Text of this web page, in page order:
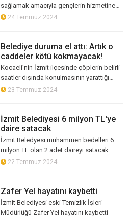
sağlamak amacıyla gençlerin hizmetine
sunduğu Çınar Akademi'de eğitim gören
24 Temmuz 2024
Belediye duruma el attı: Artık o
caddeler kötü kokmayacak!
Kocaeli’nin İzmit ilçesinde çöplerin belirli
saatler dışında konulmasının yarattığı
görüntü kirliliği ve koku sorunlarına
23 Temmuz 2024
İzmit Belediyesi 6 milyon TL'ye
daire satacak
İzmit Beledyesi muhammen bedelleri 6
milyon TL olan 2 adet daireyi satacak
22 Temmuz 2024
Zafer Yel hayatını kaybetti
İzmit Belediyesi eski Temizlik İşleri
Müdürlüğü Zafer Yel hayatını kaybetti